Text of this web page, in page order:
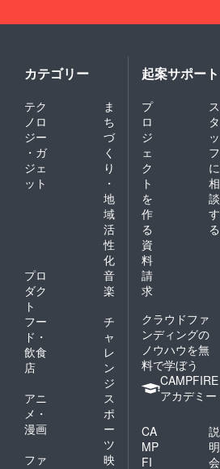
カテゴリー
テク
ノロ
ジー
・ガ
ジェ
ット
ま
ち
づ
く
り
・
地
域
活
性
化
プロ
ダク
ト
音
楽
フー
ド・
飲食
店
チ
ャ
レ
ン
ジ
アニ
メ・
漫画
ス
ポ
ー
ツ
ファ
映
起案サポート
プ
ロ
ジ
ェ
ク
ト
を
作
る
ス
タ
ッ
フ
に
相
談
す
る
資
料
請
求
クラウドファ
ンディングの
ノウハウを無
料で学ぼう
CAMPFIRE
アカデミー
CA
MP
FI
説
明
会